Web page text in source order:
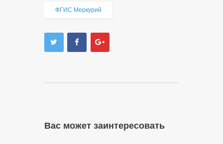
ФГИС Меркурий
Вас может заинтересовать